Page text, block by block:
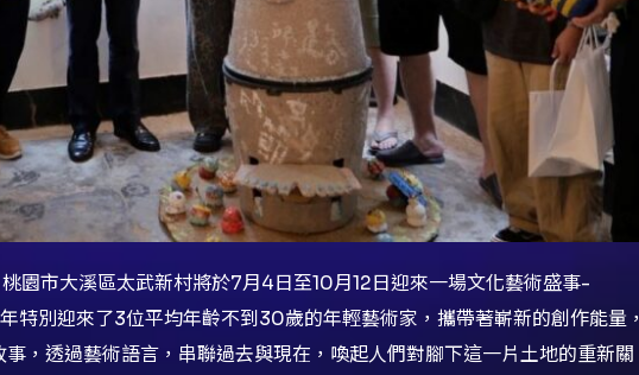
園市大溪區太武新村將於7月4日至10月12日迎來一場文化藝術盛事-
特別迎來了3位平均年齡不到30歲的年輕藝術家，攜帶著嶄新的創作能量，
，透過藝術語言，串聯過去與現在，喚起人們對腳下這一片土地的重新關